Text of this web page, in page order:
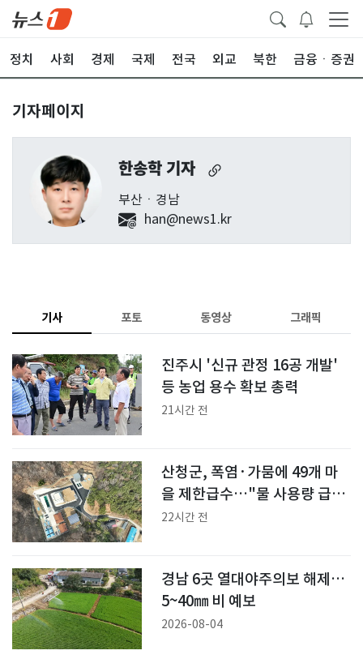
정치 사회 경제 국제 전국 외교 북한 금융ㆍ증권
기자페이지
한송학 기자
부산ㆍ경남
han@news1.kr
기사 포토 동영상 그래픽
진주시 '신규 관정 16공 개발'
등 농업 용수 확보 총력
21시간 전
산청군, 폭염·가뭄에 49개 마
을 제한급수…"물 사용량 급
증"
22시간 전
경남 6곳 열대야주의보 해제…
5~40㎜ 비 예보
2026-08-04